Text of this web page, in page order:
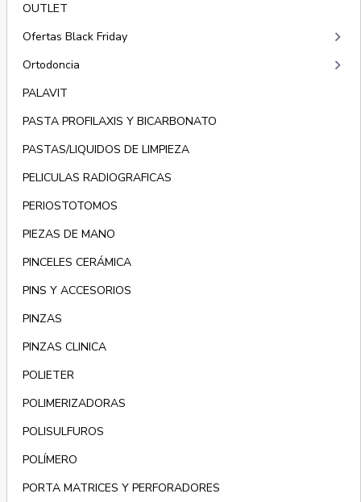
OUTLET
Ofertas Black Friday
keyboard_arrow_right
Ortodoncia keyboard_arrow_right
PALAVIT
PASTA PROFILAXIS Y BICARBONATO
PASTAS/LIQUIDOS DE LIMPIEZA
PELICULAS RADIOGRAFICAS
PERIOSTOTOMOS
PIEZAS DE MANO
PINCELES CERÁMICA
PINS Y ACCESORIOS
PINZAS
PINZAS CLINICA
POLIETER
POLIMERIZADORAS
POLISULFUROS
POLÍMERO
PORTA MATRICES Y PERFORADORES